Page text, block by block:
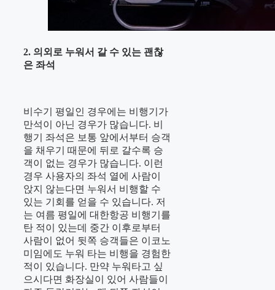
2. 의외로 누워서 갈 수 있는 괜찮
은 좌석
비수기 평일인 경우에는 비행기가
만석이 아닌 경우가 많습니다. 비
행기 좌석은 보통 앞에서부터 승객
을 채우기 때문에 뒤로 갈수록 승
객이 없는 경우가 많습니다. 이런
경우 사용자의 좌석 열에 사람이
앉지 않는다면 누워서 비행할 수
있는 기회를 얻을 수 있습니다. 저
는 여름 평일에 대한항공 비행기를
탄 적이 있는데 중간 이후로부터
사람이 없어 뒷쪽 승객들은 이코노
미임에도 누워 타는 비행을 경험한
적이 있습니다. 만약 누워타고 싶
으시다면 화장실이 있어 사람들이